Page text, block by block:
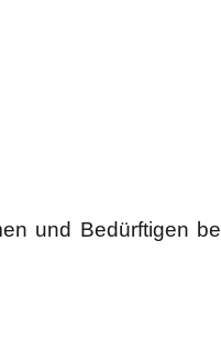
und Bedürftigen